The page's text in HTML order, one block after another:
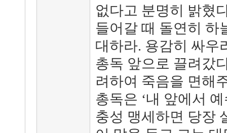
없다고 분명히 밝혔
들어갈 때 돌연히 하
대하라. 용감히 싸우
총독 앞으로 끌려갔
려하여 죽음을 면해
총독은 ‘내 앞에서
충성 맹세하면 당장